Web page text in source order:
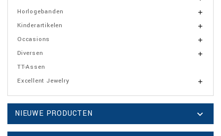
Horlogebanden 
Kinderartikelen 
Occasions 
Diversen 
TT-Assen
Excellent Jewelry

NIEUWE PRODUCTEN 